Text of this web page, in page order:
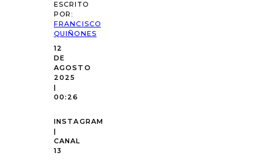
ESCRITO
POR:
FRANCISCO
QUIÑONES
12
DE
AGOSTO
2025
|
00:26
INSTAGRAM
|
CANAL
13